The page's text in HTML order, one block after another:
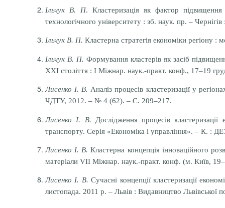
Ільчук В. П. Кластеризація як фактор
технологічного університету : зб. наук. пр. –
Ільчук В. П. Кластерна стратегія економіки регіону
Ільчук В. П. Формування кластерів як засіб
ХХІ століття : І Міжнар. наук.-практ. конф., 17–19
Лисенко І. В. Аналіз процесів кластеризації у
ЧДТУ, 2012. – № 4 (62). – С. 209–217.
Лисенко І. В. Дослідження процесів
транспорту. Серія «Економіка і управління». – К. :
Лисенко І. В. Кластерна концепція інноваційного
матеріали VII Міжнар. наук.-практ. конф. (м. Київ,
Лисенко І. В. Сучасні концепції кластеризації
листопада. 2011 р. – Львів : Видавництво Львівської